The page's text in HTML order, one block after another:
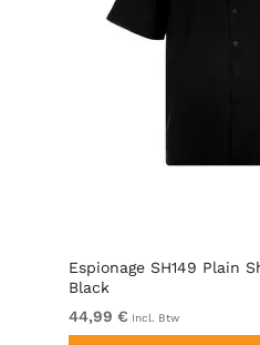
Espionage SH149 Plain
Black
44,99 € Incl. Btw